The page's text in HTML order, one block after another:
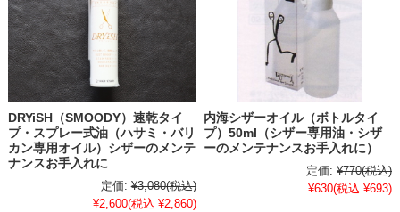
DRYiSH（SMOODY）速乾タイ
プ・スプレー式油（ハサミ・バリ
カン専用オイル）シザーのメンテ
ナンスお手入れに
定価: ¥3,080(税込)
¥2,600(税込 ¥2,860)
内海シザーオイル（ボトルタイ
プ）50ml（シザー専用油・シザ
ーのメンテナンスお手入れに）
定価: ¥770(税込)
¥630(税込 ¥693)